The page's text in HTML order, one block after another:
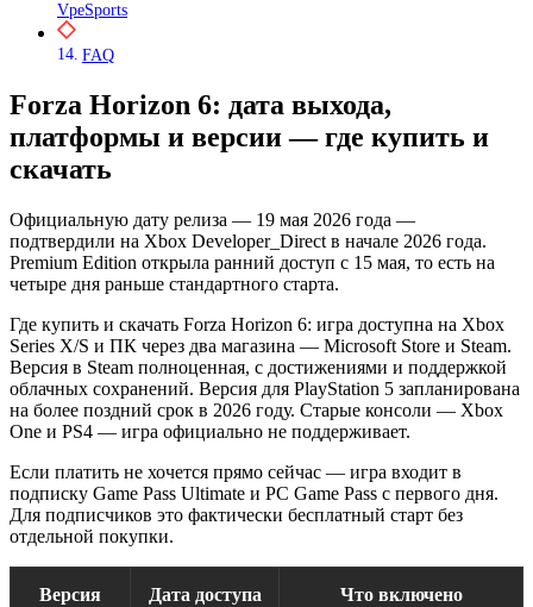
VpeSports
FAQ
Forza Horizon 6: дата выхода,
платформы и версии — где купить и
скачать
Официальную дату релиза — 19 мая 2026 года —
подтвердили на Xbox Developer_Direct в начале 2026 года.
Premium Edition открыла ранний доступ с 15 мая, то есть на
четыре дня раньше стандартного старта.
Где купить и скачать Forza Horizon 6: игра доступна на Xbox
Series X/S и ПК через два магазина — Microsoft Store и Steam.
Версия в Steam полноценная, с достижениями и поддержкой
облачных сохранений. Версия для PlayStation 5 запланирована
на более поздний срок в 2026 году. Старые консоли — Xbox
One и PS4 — игра официально не поддерживает.
Если платить не хочется прямо сейчас — игра входит в
подписку Game Pass Ultimate и PC Game Pass с первого дня.
Для подписчиков это фактически бесплатный старт без
отдельной покупки.
Версия Дата доступа Что включено